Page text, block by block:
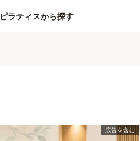
ピラティスから探す